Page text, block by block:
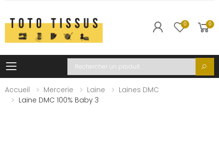
0 0
Toggle mobile menu
Recherche
Accueil
Mercerie Laine
Laines DMC
Laine DMC 100% Baby 3